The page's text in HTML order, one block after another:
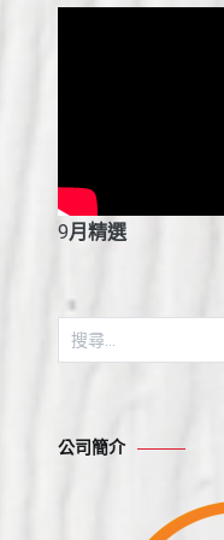
9月精選
搜
尋
字:
公司簡介